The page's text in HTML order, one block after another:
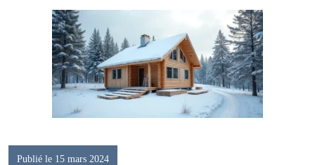
Publié le 15 mars 2024